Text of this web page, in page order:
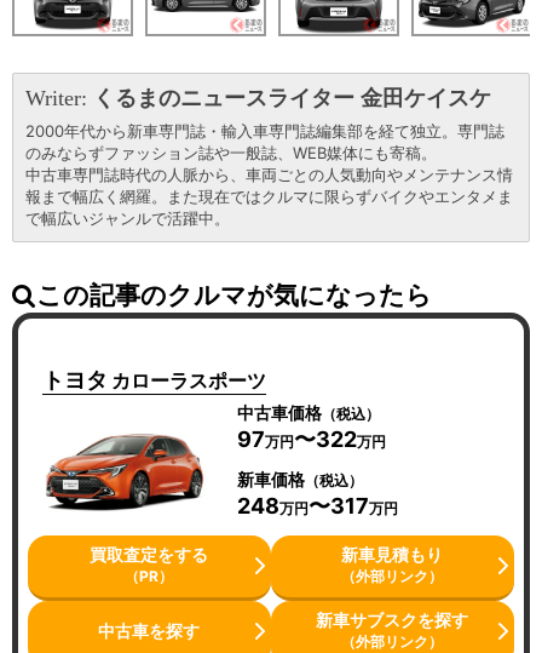
Writer: くるまのニュースライター 金田ケイスケ
2000年代から新車専門誌・輸入車専門誌編集部を経て独立。専門誌
のみならずファッション誌や一般誌、WEB媒体にも寄稿。
中古車専門誌時代の人脈から、車両ごとの人気動向やメンテナンス情
報まで幅広く網羅。また現在ではクルマに限らずバイクやエンタメま
で幅広いジャンルで活躍中。
この記事のクルマが気になったら
トヨタ カローラスポーツ
中古車価格（税込）
97万円〜322万円
新車価格（税込）
248万円〜317万円
買取査定をする
（PR）
新車見積もり
（外部リンク）
中古車を探す 新車サブスクを探す
（外部リンク）